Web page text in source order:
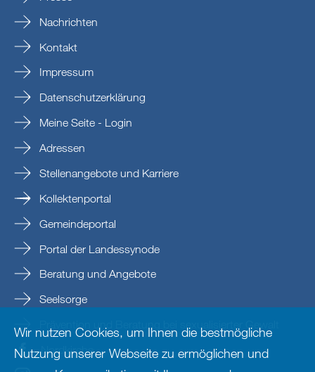
Nachrichten
Kontakt
Impressum
Datenschutzerklärung
Meine Seite - Login
Adressen
Stellenangebote und Karriere
Kollektenportal
Gemeindeportal
Portal der Landessynode
Beratung und Angebote
Seelsorge
Nordkirche
Wir nutzen Cookies, um Ihnen die bestmögliche
Nutzung unserer Webseite zu ermöglichen und